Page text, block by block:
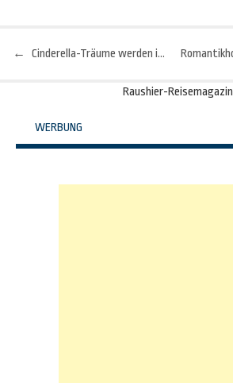
Beitragsnavigation
← Cinderella-Träume werden im „...liebes Rot-Flüh“ wahr
Raushier-Reisemagazin
WERBUNG